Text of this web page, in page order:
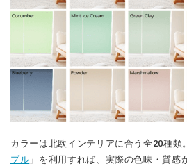
カラーは北欧インテリアに合う全20種類
プル 」を利用すれば、実際の色味・質感